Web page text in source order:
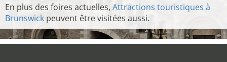
En plus des foires actuelles, Attractions touristiques à
Brunswick peuvent être visitées aussi.